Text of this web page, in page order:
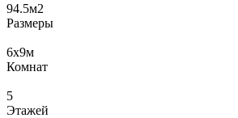
94.5м2
Размеры
6x9м
Комнат
5
Этажей